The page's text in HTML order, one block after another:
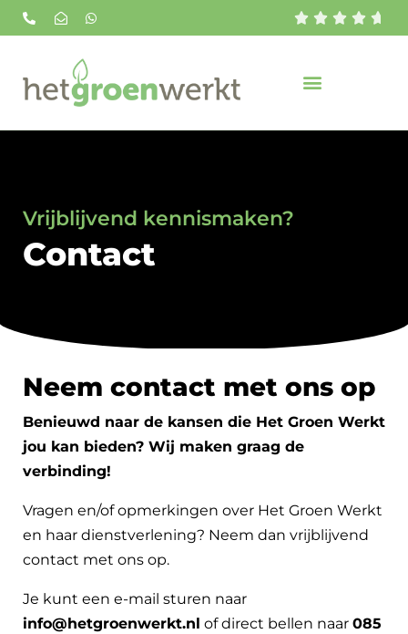
    
Vrijblijvend kennismaken?
Contact
Neem contact met ons op
Benieuwd naar de kansen die Het Groen Werkt
jou kan bieden? Wij maken graag de
verbinding!
Vragen en/of opmerkingen over Het Groen Werkt
en haar dienstverlening? Neem dan vrijblijvend
contact met ons op.
Je kunt een e-mail sturen naar
info@hetgroenwerkt.nl of direct bellen naar 085